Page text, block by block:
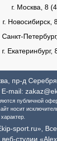
г. Москва, 8
г. Новосибирск,
Санкт-
г.
пр-д
E-mail:
публичной
носит
характер.
sport.ru»,
студии